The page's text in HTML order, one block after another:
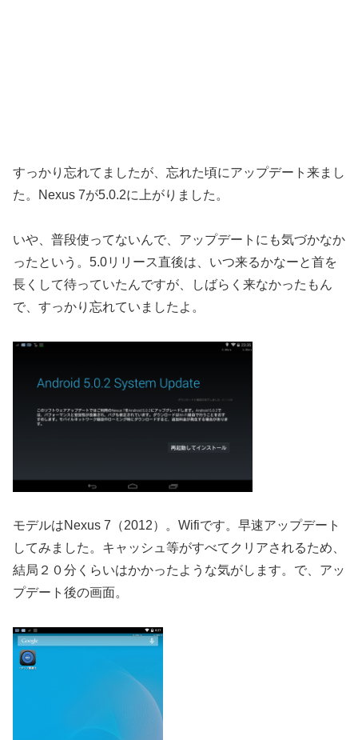
すっかり忘れてましたが、忘れた頃にアップデート来まし
た。Nexus 7が5.0.2に上がりました。
いや、普段使ってないんで、アップデートにも気づかなか
ったという。5.0リリース直後は、いつ来るかなーと首を
長くして待っていたんですが、しばらく来なかったもん
で、すっかり忘れていましたよ。
モデルはNexus 7（2012）。Wifiです。早速アップデート
してみました。キャッシュ等がすべてクリアされるため、
結局２０分くらいはかかったような気がします。で、アッ
プデート後の画面。